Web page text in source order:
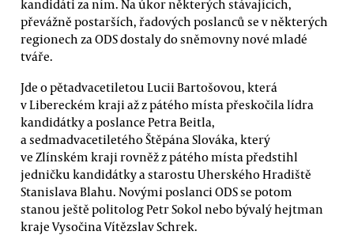
kandidáti za ním. Na úkor některých stávajících,
převážně postarších, řadových poslanců se v některých
regionech za ODS dostaly do sněmovny nové mladé
tváře.
Jde o pětadvacetiletou Lucii Bartošovou, která
v Libereckém kraji až z pátého místa přeskočila lídra
kandidátky a poslance Petra Beitla,
a sedmadvacetiletého Štěpána Slováka, který
ve Zlínském kraji rovněž z pátého místa předstihl
jedničku kandidátky a starostu Uherského Hradiště
Stanislava Blahu. Novými poslanci ODS se potom
stanou ještě politolog Petr Sokol nebo bývalý hejtman
kraje Vysočina Vítězslav Schrek.